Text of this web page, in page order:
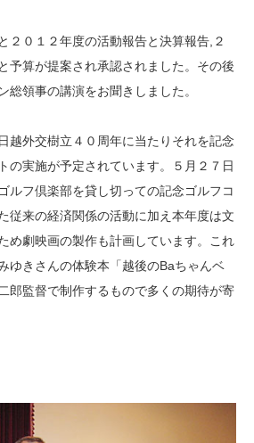
２０１２年度の活動報告と決算報告,２
予算が提案され承認されました。その後
総領事の講演をお聞きしました。
越外交樹立４０周年に当たりそれを記念
の実施が予定されています。５月２７日
ルフ倶楽部を貸し切っての記念ゴルフコ
従来の経済関係の活動に加え本年度は文
め劇映画の製作も計画しています。これ
ゆきさんの体験本「越後のBaちゃんベ
郎監督で制作するもので多くの期待が寄